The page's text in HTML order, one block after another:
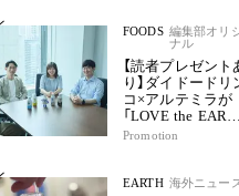
FOODS 編集部オリ
ナル
【読者プレゼント
り】ダイドードリ
コ×アルテミラが
「LOVE the EARTH
シリーズ」で目指す
Promotion
EARTH 海外ニュー